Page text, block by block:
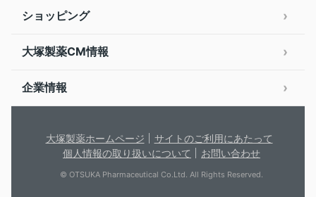
ショッピング
大塚製薬CM情報
企業情報
大塚製薬ホームページ
サイトのご利用にあたって
個人情報の取り扱いについて
お問い合わせ
© OTSUKA Pharmaceutical Co.Ltd. All Rights Reserved.